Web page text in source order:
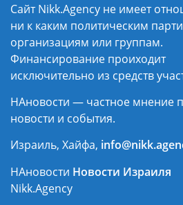
Сайт Nikk.Agency не имеет
ни к каким политическим
организациям или группам.
Финансирование проиходит
исключительно из средств
НАновости — частное мнение
новости и события.
Израиль, Хайфа,
НАновости Новости Израиля
Nikk.Agency